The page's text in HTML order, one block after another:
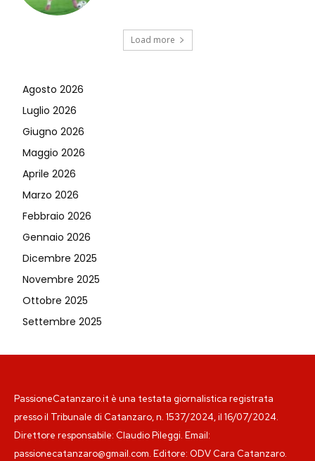
Load more
Agosto 2026
Luglio 2026
Giugno 2026
Maggio 2026
Aprile 2026
Marzo 2026
Febbraio 2026
Gennaio 2026
Dicembre 2025
Novembre 2025
Ottobre 2025
Settembre 2025
PassioneCatanzaro.it è una testata giornalistica registrata
presso il Tribunale di Catanzaro, n. 1537/2024, il 16/07/2024.
Direttore responsabile: Claudio Pileggi. Email:
passionecatanzaro@gmail.com. Editore: ODV Cara Catanzaro.